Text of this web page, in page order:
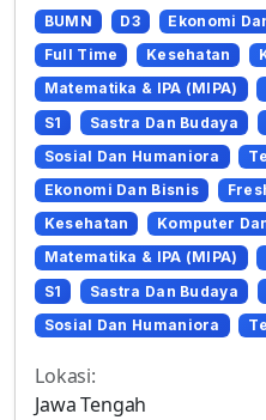
BUMN D3 Ekonomi
Full Time
Kesehatan
Matematika & IPA (MIPA)
S1
Sastra Dan Budaya
Sosial Dan Humaniora
Ekonomi Dan Bisnis
Kesehatan
Komputer
Matematika & IPA (MIPA)
S1
Sastra Dan Budaya
Sosial Dan Humaniora
Lokasi:
Jawa Tengah